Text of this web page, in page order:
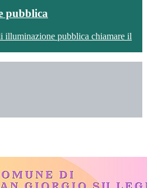
pubblica
illuminazione pubblica chiamare il